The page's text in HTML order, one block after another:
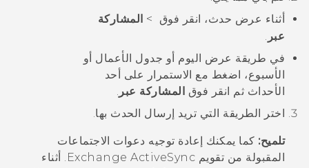
أثناء عرض حدث، انقر فوق
> المشاركة
عبر .
في طريقة عرض اليوم أو جدول الأعمال أو
الأسبوع، اضغط مع الاستمرار على أحد
الأحداث ثم انقر فوق المشاركة عبر .
اختر الطريقة التي تريد إرسال الحدث بها.
تلميح: كما يمكنك إعادة توجيه دعوات الاجتماعات
المقبولة من تقويم Exchange ActiveSync
. أثناء